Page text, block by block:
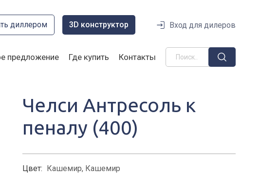
диллером 3D конструктор Вход для дилеров
предложение Где купить Контакты
Челси Антресоль к
пеналу (400)
Цвет: Кашемир, Кашемир